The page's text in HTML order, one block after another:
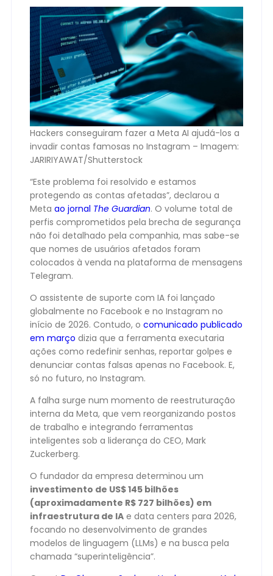
Hackers conseguiram fazer a Meta AI ajudá-los a
invadir contas famosas no Instagram – Imagem:
JARIRIYAWAT/Shutterstock
“Este problema foi resolvido e estamos
protegendo as contas afetadas”, declarou a
Meta ao jornal The Guardian. O volume total de
perfis comprometidos pela brecha de segurança
não foi detalhado pela companhia, mas sabe-se
que nomes de usuários afetados foram
colocados à venda na plataforma de mensagens
Telegram.
O assistente de suporte com IA foi lançado
globalmente no Facebook e no Instagram no
início de 2026. Contudo, o comunicado publicado
em março dizia que a ferramenta executaria
ações como redefinir senhas, reportar golpes e
denunciar contas falsas apenas no Facebook. E,
só no futuro, no Instagram.
A falha surge num momento de reestruturação
interna da Meta, que vem reorganizando postos
de trabalho e integrando ferramentas
inteligentes sob a liderança do CEO, Mark
Zuckerberg.
O fundador da empresa determinou um
investimento de US$ 145 bilhões
(aproximadamente R$ 727 bilhões) em
infraestrutura de IA e data centers para 2026,
focando no desenvolvimento de grandes
modelos de linguagem (LLMs) e na busca pela
chamada “superinteligência”.